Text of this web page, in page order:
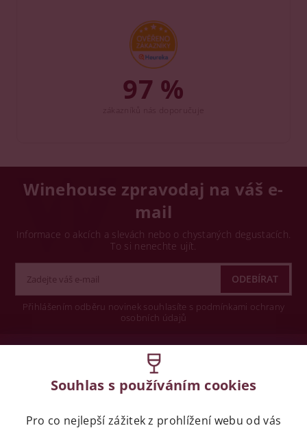
97 %
Winehouse zpravodaj na váš e-
mail
Informace o akcích a slevách nebo o chystaných degustacích.
To si nenechte ujít.
Přihlášením odběru novinek souhlasíte s podmínkami ochrany
osobních údajů
Legislativa
Zákaz prodeje alkoholických nápojů osobám
Souhlas s používáním cookies
Pro co nejlepší zážitek z prohlížení webu od vás